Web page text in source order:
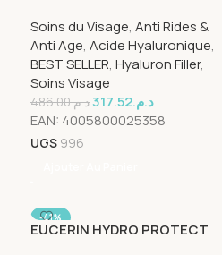
Peau Sèche SPF 15
Soins du Visage, Anti Rides &
Anti Age, Acide Hyaluronique,
BEST SELLER, Hyaluron Filler,
Soins Visage
د.م.486.00 د.م.317.52
EAN: 4005800025358
UGS 996
-41%
EUCERIN HYDRO PROTECT